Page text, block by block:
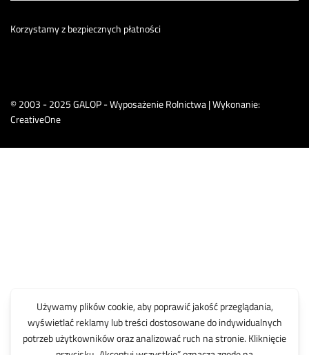
© 2003 - 2025 GALOP - Wyposażenie Rolnictwa | Wykonanie:
CreativeOne
Korzystamy z bezpiecznych płatności